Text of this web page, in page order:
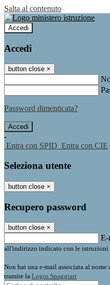
Salta al contenuto
Accedi
Accedi
button close ×
Password dimenticata?
-
Entra con SPID Entra con CIE
Seleziona utente
button close ×
Recupero password
button close ×
E-
all'indirizzo indicato con le istruzioni
Non hai una e-mail associata al
tramite la Login Spaggiari